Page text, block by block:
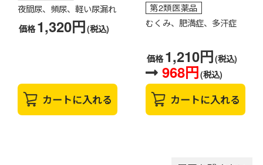
夜間尿、頻尿、軽い尿漏れ
価格1,320円(税込)
カートに入れる
第2類医薬品
むくみ、肥満症、多汗症
価格1,210円(税込)
968円(税込)
カートに入れる